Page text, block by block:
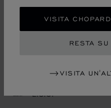
VISITA
RESTA
VISITA
Gioielleria
L.U.C.